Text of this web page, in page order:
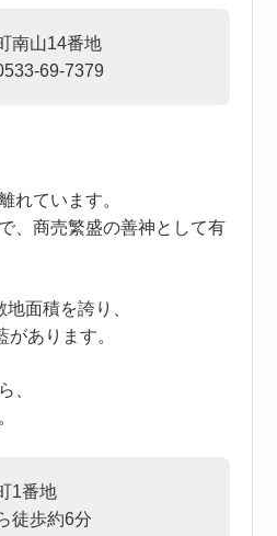
南山14番地
69-7379
れています。
、商売繁盛の善神として有
面積を誇り、
あります。
、
1番地
徒歩約6分